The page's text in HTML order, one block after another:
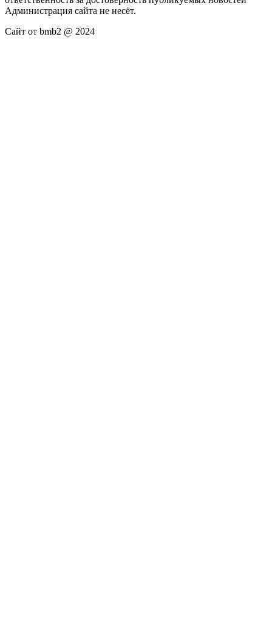
Администрация сайта не несёт.
Сайт от bmb2 @ 2024